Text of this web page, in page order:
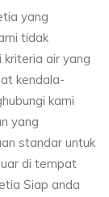
yang
tidak
air yang
kendala-
kami
yang
standar untuk
di tempat
Siap anda